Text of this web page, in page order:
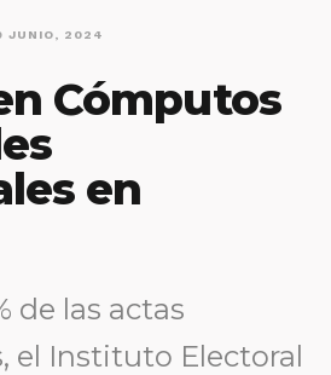
JUNIO, 2024
Cómputos
en
de las actas
el Instituto Electoral